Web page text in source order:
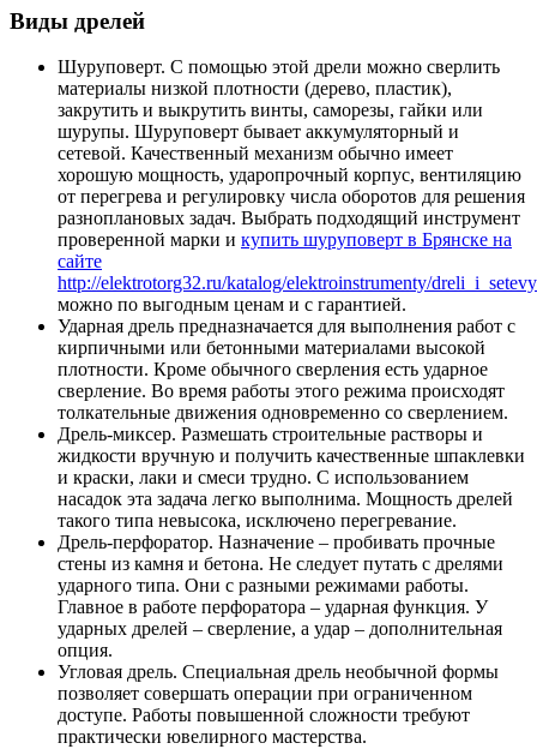
Виды дрелей
Шуруповерт. С помощью этой дрели можно сверлить
материалы низкой плотности (дерево, пластик),
закрутить и выкрутить винты, саморезы, гайки или
шурупы. Шуруповерт бывает аккумуляторный и
сетевой. Качественный механизм обычно имеет
хорошую мощность, ударопрочный корпус, вентиляцию
от перегрева и регулировку числа оборотов для решения
разноплановых задач. Выбрать подходящий инструмент
проверенной марки и купить шуруповерт в Брянске на
сайте
http://elektrotorg32.ru/katalog/elektroinstrumenty/
можно по выгодным ценам и с гарантией.
Ударная дрель предназначается для выполнения работ с
кирпичными или бетонными материалами высокой
плотности. Кроме обычного сверления есть ударное
сверление. Во время работы этого режима происходят
толкательные движения одновременно со сверлением.
Дрель-миксер. Размешать строительные растворы и
жидкости вручную и получить качественные шпаклевки
и краски, лаки и смеси трудно. С использованием
насадок эта задача легко выполнима. Мощность дрелей
такого типа невысока, исключено перегревание.
Дрель-перфоратор. Назначение – пробивать прочные
стены из камня и бетона. Не следует путать с дрелями
ударного типа. Они с разными режимами работы.
Главное в работе перфоратора – ударная функция. У
ударных дрелей – сверление, а удар – дополнительная
опция.
Угловая дрель. Специальная дрель необычной формы
позволяет совершать операции при ограниченном
доступе. Работы повышенной сложности требуют
практически ювелирного мастерства.